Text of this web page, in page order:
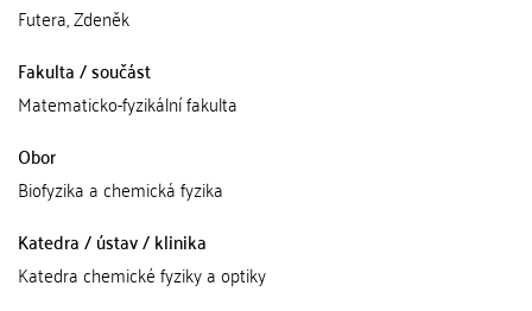
Futera, Zdeněk
Fakulta / součást
Matematicko-fyzikální fakulta
Obor
Biofyzika a chemická fyzika
Katedra / ústav / klinika
Katedra chemické fyziky a optiky